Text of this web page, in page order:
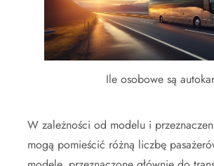
Ile osobowe są
W zależności od modelu i
mogą pomieścić różną liczbę